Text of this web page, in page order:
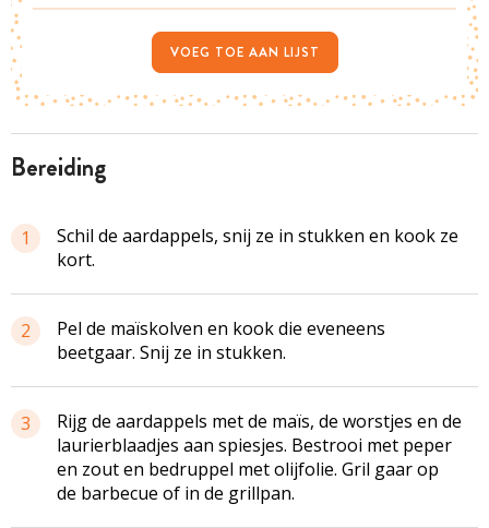
bereiding
1
Schil de aardappels, snij ze in stukken en kook ze
kort.
2
Pel de maïskolven en kook die eveneens
beetgaar. Snij ze in stukken.
3
Rijg de aardappels met de maïs, de worstjes en de
laurierblaadjes aan spiesjes. Bestrooi met peper
en zout en bedruppel met olijfolie. Gril gaar op
de barbecue of in de grillpan.
VOEG TOE AAN LIJST